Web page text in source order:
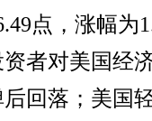
点，涨幅为
对美国经济
回落；美国